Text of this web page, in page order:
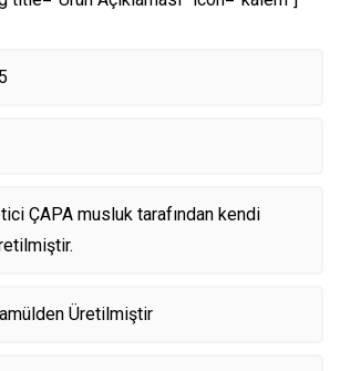
ÇAPA musluk tarafından kendi
Üretilmiştir